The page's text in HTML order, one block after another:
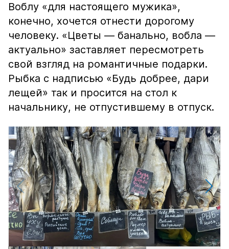
Воблу «для настоящего мужика»,
конечно, хочется отнести дорогому
человеку. «Цветы — банально, вобла —
актуально» заставляет пересмотреть
свой взгляд на романтичные подарки.
Рыбка с надписью «Будь добрее, дари
лещей» так и просится на стол к
начальнику, не отпустившему в отпуск.